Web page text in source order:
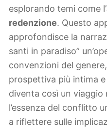
esplorando temi come l’
redenzione. Questo
approfondisce la
santi in paradiso”
convenzioni del
prospettiva più intima
diventa così un
l’essenza del conflitto
a riflettere sulle